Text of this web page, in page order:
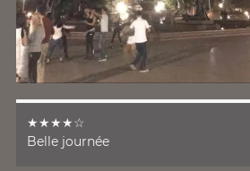
★★★★☆
Belle journée